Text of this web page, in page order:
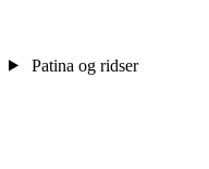
Patina og ridser